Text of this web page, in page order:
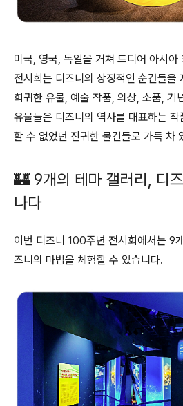
미국, 영국, 독일을 거쳐 드디어 아시아
전시회는 디즈니의 상징적인 순간들을
희귀한 유물, 예술 작품, 의상, 소품, 기
유물들은 디즈니의 역사를 대표하는
할 수 없었던 진귀한 물건들로 가득 차
🏰 9개의 테마 갤러리, 디
나다
이번 디즈니 100주년 전시회에서는 9
즈니의 마법을 체험할 수 있습니다.